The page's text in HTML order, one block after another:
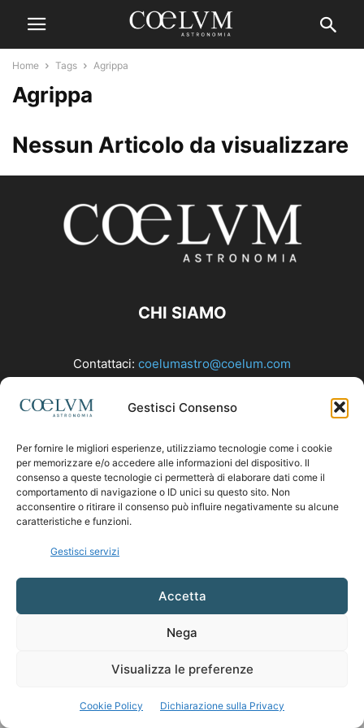
Gestisci Consenso
Per fornire le migliori esperienze, utilizziamo tecnologie come i cookie
per memorizzare e/o accedere alle informazioni del dispositivo. Il
consenso a queste tecnologie ci permetterà di elaborare dati come il
comportamento di navigazione o ID unici su questo sito. Non
acconsentire o ritirare il consenso può influire negativamente su alcune
caratteristiche e funzioni.
Gestisci servizi
Accetta
Nega
Visualizza le preferenze
Cookie Policy Dichiarazione sulla Privacy
Home Tags Agrippa
Agrippa
Nessun Articolo da visualizzare
CHI SIAMO
Contattaci: coelumastro@coelum.com
SEGUICI